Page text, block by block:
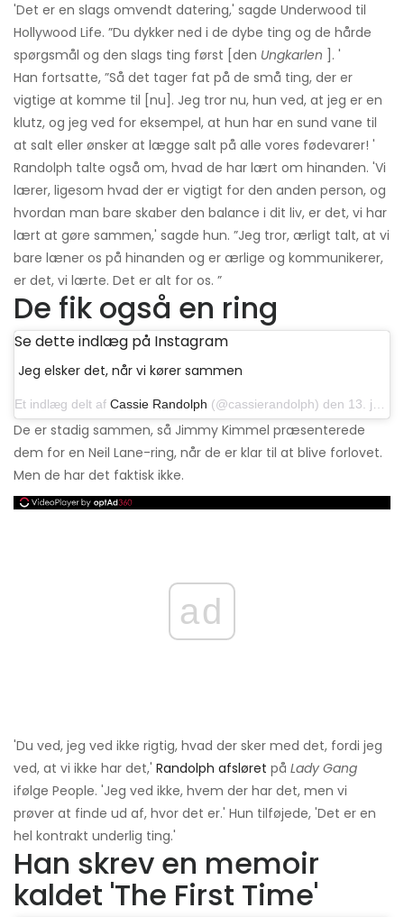
'Det er en slags omvendt datering,' sagde Underwood til
Hollywood Life. ”Du dykker ned i de dybe ting og de hårde
spørgsmål og den slags ting først [den Ungkarlen ]. '
Han fortsatte, ”Så det tager fat på de små ting, der er
vigtige at komme til [nu]. Jeg tror nu, hun ved, at jeg er en
klutz, og jeg ved for eksempel, at hun har en sund vane til
at salt eller ønsker at lægge salt på alle vores fødevarer! '
Randolph talte også om, hvad de har lært om hinanden. 'Vi
lærer, ligesom hvad der er vigtigt for den anden person, og
hvordan man bare skaber den balance i dit liv, er det, vi har
lært at gøre sammen,' sagde hun. ”Jeg tror, ​​ærligt talt, at vi
bare læner os på hinanden og er ærlige og kommunikerer,
er det, vi lærte. Det er alt for os. ”
De fik også en ring
Se dette indlæg på Instagram
Jeg elsker det, når vi kører sammen
Et indlæg delt af Cassie Randolph (@cassierandolph) den 13. januar 2020 kl. 18:08 PST
De er stadig sammen, så Jimmy Kimmel præsenterede
dem for en Neil Lane-ring, når de er klar til at blive forlovet.
Men de har det faktisk ikke.
ad
'Du ved, jeg ved ikke rigtig, hvad der sker med det, fordi jeg
ved, at vi ikke har det,' Randolph afsløret på Lady Gang
ifølge People. 'Jeg ved ikke, hvem der har det, men vi
prøver at finde ud af, hvor det er.' Hun tilføjede, 'Det er en
hel kontrakt underlig ting.'
Han skrev en memoir
kaldet 'The First Time'